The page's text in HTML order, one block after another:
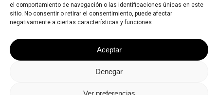
el comportamiento de navegación o las identificaciones únicas en este
sitio. No consentir o retirar el consentimiento, puede afectar
negativamente a ciertas características y funciones.
Aceptar
Denegar
Ver preferencias